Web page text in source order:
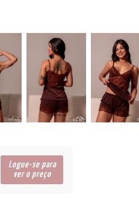
Logue-se para
ver o preço